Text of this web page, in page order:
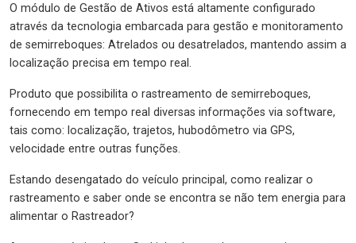
O módulo de Gestão de Ativos está altamente configurado
através da tecnologia embarcada para gestão e monitoramento
de semirreboques: Atrelados ou desatrelados, mantendo assim a
localização precisa em tempo real.
Produto que possibilita o rastreamento de semirreboques,
fornecendo em tempo real diversas informações via software,
tais como: localização, trajetos, hubodômetro via GPS,
velocidade entre outras funções.
Estando desengatado do veículo principal, como realizar o
rastreamento e saber onde se encontra se não tem energia para
alimentar o Rastreador?